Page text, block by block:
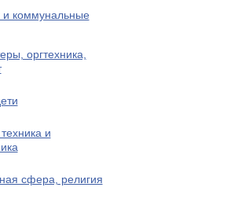
и коммунальные
оргтехника,
и
сфера, религия